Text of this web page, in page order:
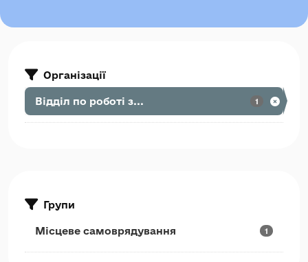
Організації
Відділ по роботі з... 1
Групи
Місцеве самоврядування 1